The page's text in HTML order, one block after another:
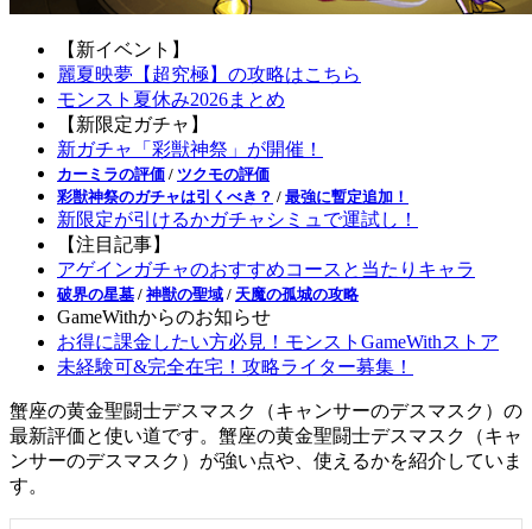
【新イベント】
麗夏映夢【超究極】の攻略はこちら
モンスト夏休み2026まとめ
【新限定ガチャ】
新ガチャ「彩獣神祭」が開催！
カーミラの評価 / ツクモの評価
彩獣神祭のガチャは引くべき？ / 最強に暫定追加！
新限定が引けるかガチャシミュで運試し！
【注目記事】
アゲインガチャのおすすめコースと当たりキャラ
破界の星墓 / 神獣の聖域 / 天魔の孤城の攻略
GameWithからのお知らせ
お得に課金したい方必見！モンストGameWithストア
未経験可&完全在宅！攻略ライター募集！
蟹座の黄金聖闘士デスマスク（キャンサーのデスマスク）の
最新評価と使い道です。蟹座の黄金聖闘士デスマスク（キャ
ンサーのデスマスク）が強い点や、使えるかを紹介していま
す。